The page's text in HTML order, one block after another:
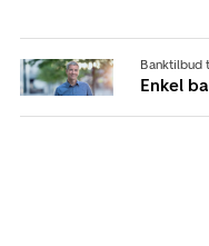
Banktilbud
Enkel